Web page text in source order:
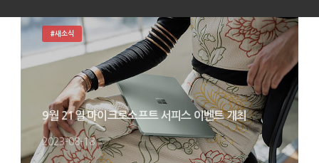
9월 21일 마이크로소프트 서피스 이벤트 개최
2023-08-18
#새소식